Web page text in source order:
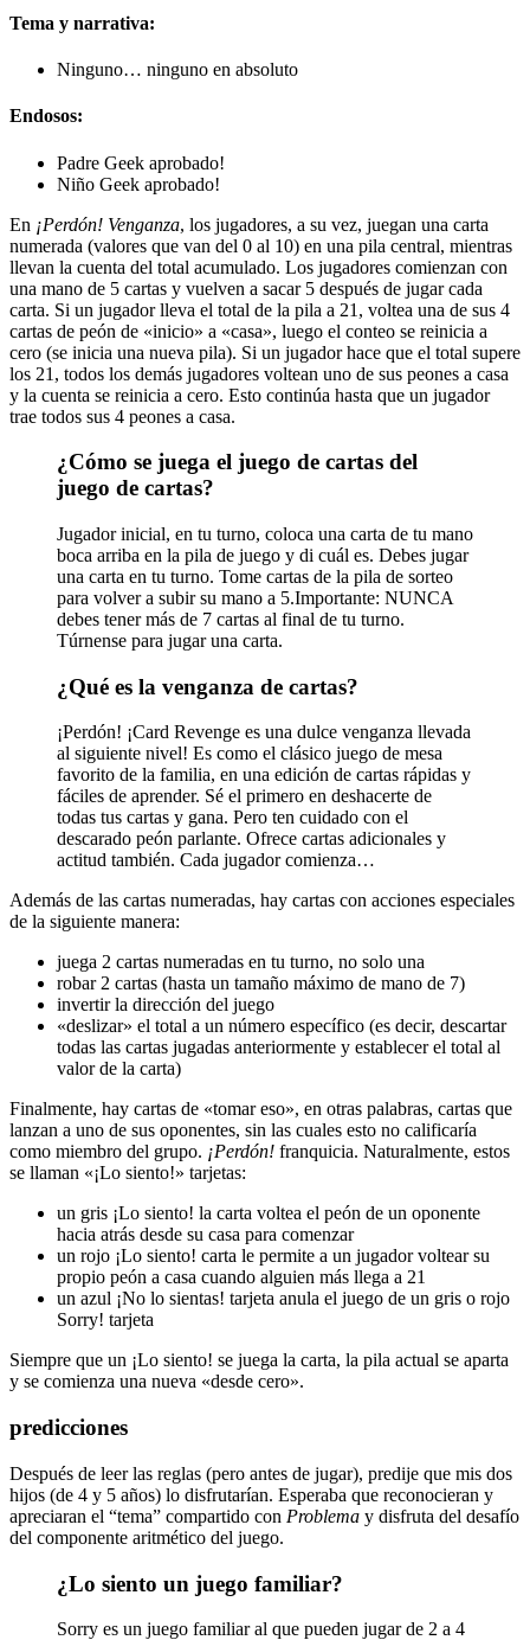
Tema y narrativa:
Ninguno… ninguno en absoluto
Endosos:
Padre Geek aprobado!
Niño Geek aprobado!
En ¡Perdón! Venganza, los jugadores, a su vez, juegan una carta
numerada (valores que van del 0 al 10) en una pila central, mientras
llevan la cuenta del total acumulado. Los jugadores comienzan con
una mano de 5 cartas y vuelven a sacar 5 después de jugar cada
carta. Si un jugador lleva el total de la pila a 21, voltea una de sus 4
cartas de peón de «inicio» a «casa», luego el conteo se reinicia a
cero (se inicia una nueva pila). Si un jugador hace que el total supere
los 21, todos los demás jugadores voltean uno de sus peones a casa
y la cuenta se reinicia a cero. Esto continúa hasta que un jugador
trae todos sus 4 peones a casa.
¿Cómo se juega el juego de cartas del
juego de cartas?
Jugador inicial, en tu turno, coloca una carta de tu mano
boca arriba en la pila de juego y di cuál es. Debes jugar
una carta en tu turno. Tome cartas de la pila de sorteo
para volver a subir su mano a 5.Importante: NUNCA
debes tener más de 7 cartas al final de tu turno.
Túrnense para jugar una carta.
¿Qué es la venganza de cartas?
¡Perdón! ¡Card Revenge es una dulce venganza llevada
al siguiente nivel! Es como el clásico juego de mesa
favorito de la familia, en una edición de cartas rápidas y
fáciles de aprender. Sé el primero en deshacerte de
todas tus cartas y gana. Pero ten cuidado con el
descarado peón parlante. Ofrece cartas adicionales y
actitud también. Cada jugador comienza…
Además de las cartas numeradas, hay cartas con acciones especiales
de la siguiente manera:
juega 2 cartas numeradas en tu turno, no solo una
robar 2 cartas (hasta un tamaño máximo de mano de 7)
invertir la dirección del juego
«deslizar» el total a un número específico (es decir, descartar
todas las cartas jugadas anteriormente y establecer el total al
valor de la carta)
Finalmente, hay cartas de «tomar eso», en otras palabras, cartas que
lanzan a uno de sus oponentes, sin las cuales esto no calificaría
como miembro del grupo. ¡Perdón! franquicia. Naturalmente, estos
se llaman «¡Lo siento!» tarjetas:
un gris ¡Lo siento! la carta voltea el peón de un oponente
hacia atrás desde su casa para comenzar
un rojo ¡Lo siento! carta le permite a un jugador voltear su
propio peón a casa cuando alguien más llega a 21
un azul ¡No lo sientas! tarjeta anula el juego de un gris o rojo
Sorry! tarjeta
Siempre que un ¡Lo siento! se juega la carta, la pila actual se aparta
y se comienza una nueva «desde cero».
predicciones
Después de leer las reglas (pero antes de jugar), predije que mis dos
hijos (de 4 y 5 años) lo disfrutarían. Esperaba que reconocieran y
apreciaran el “tema” compartido con Problema y disfruta del desafío
del componente aritmético del juego.
¿Lo siento un juego familiar?
Sorry es un juego familiar al que pueden jugar de 2 a 4